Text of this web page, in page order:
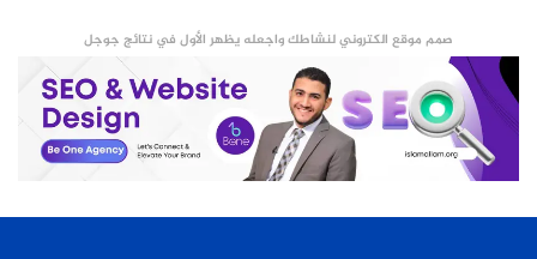
صمم موقع الكتروني لنشاطك واجعله يظهر الأول في نتائج جوجل